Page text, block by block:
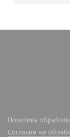
Политика
Согласие на